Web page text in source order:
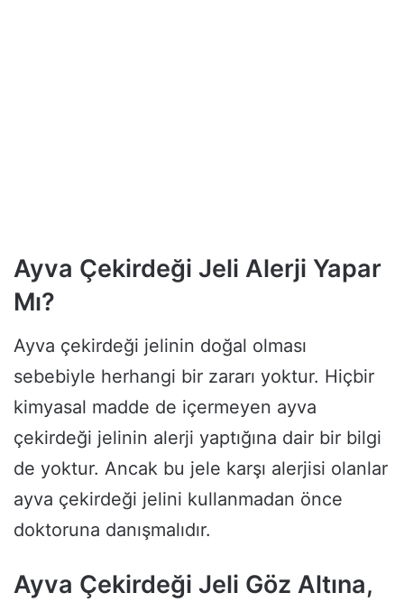
Ayva Çekirdeği Jeli Alerji Yapar
Mı?
Ayva çekirdeği jelinin doğal olması
sebebiyle herhangi bir zararı yoktur. Hiçbir
kimyasal madde de içermeyen ayva
çekirdeği jelinin alerji yaptığına dair bir bilgi
de yoktur. Ancak bu jele karşı alerjisi olanlar
ayva çekirdeği jelini kullanmadan önce
doktoruna danışmalıdır.
Ayva Çekirdeği Jeli Göz Altına,